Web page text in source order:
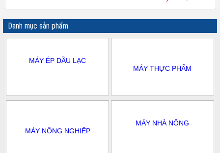
Danh mục sản phẩm
MÁY ÉP DẦU LẠC
MÁY THỰC PHẨM
MÁY NÔNG NGHIỆP
MÁY NHÀ NÔNG